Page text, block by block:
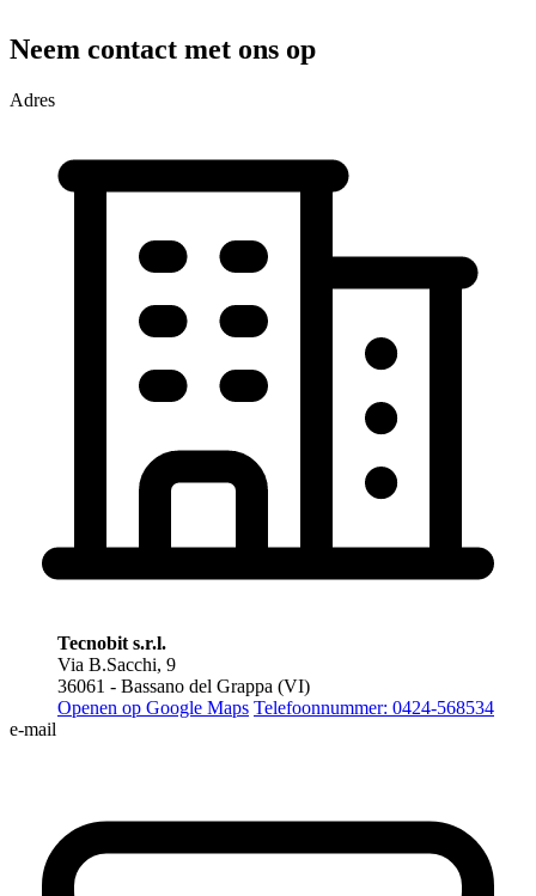
Neem contact met ons op
Adres
Tecnobit s.r.l.
Via B.Sacchi, 9
36061 - Bassano del Grappa (VI)
Openen op Google Maps Telefoonnummer: 0424-568534
e-mail